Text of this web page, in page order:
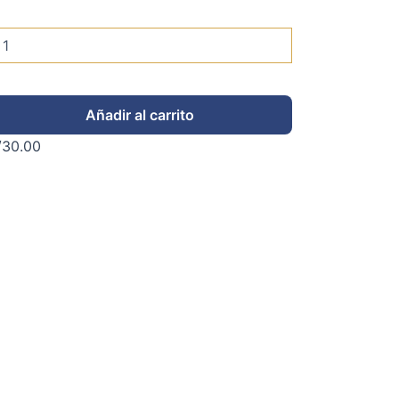
Añadir al carrito
30.00